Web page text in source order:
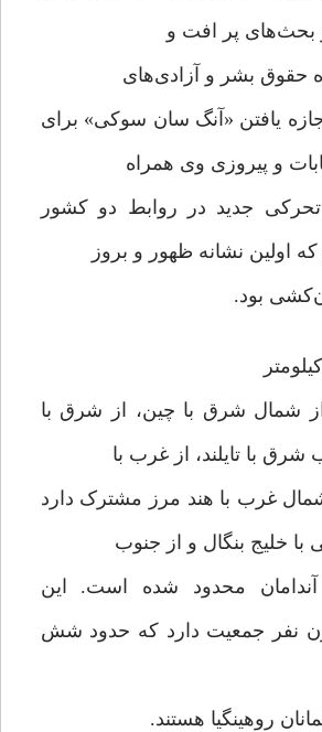
بحث‌های پر افت و
بشر و آزادی‌های
یافتن «آنگ سان سوکی» برای
و پیروزی وی همراه
تحرکی جدید در روابط دو کشور
اولین نشانه ظهور و بروز
بود.
شمال شرق با چین، از شرق با
شرق با تایلند، از غرب با
غرب با هند مرز مشترک دارد
با خلیج بنگال و از جنوب
محدود شده است. این
میلیون نفر جمعیت دارد که حدود شش
روهینگیا هستند.